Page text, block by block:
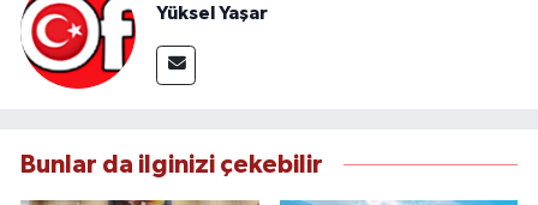
Yüksel Yaşar
Bunlar da ilginizi çekebilir